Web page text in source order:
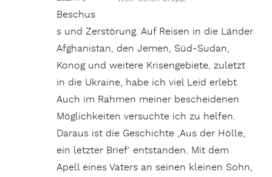
Beschus
s und Zerstörung. Auf Reisen in die Länder
Afghanistan, den Jemen, Süd-Sudan,
Konog und weitere Krisengebiete, zuletzt
in die Ukraine, habe ich viel Leid erlebt.
Auch im Rahmen meiner bescheidenen
Möglichkeiten versuchte ich zu helfen.
Daraus ist die Geschichte ‚Aus der Hölle,
ein letzter Brief‘ entstanden. Mit dem
Apell eines Vaters an seinen kleinen Sohn,